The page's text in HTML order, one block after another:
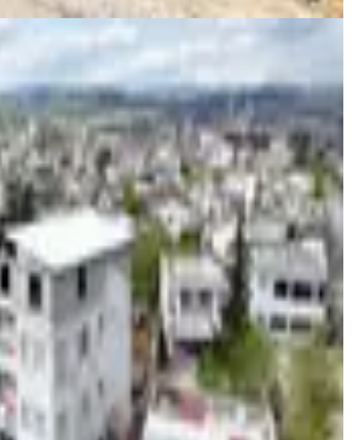
Mahallesi - Cadde Üzeri -
Oturumlu- Müstakil Ev
Kavlaklı Mahallesi
260 m²·31.07.2026
₺
EMLAKSeyid Serkan Bal